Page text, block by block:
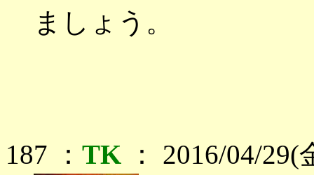
ましょう。
187 ： TK ： 2016/04/